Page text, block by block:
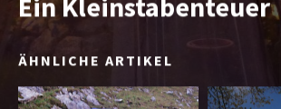
ÄHNLICHE ARTIKEL